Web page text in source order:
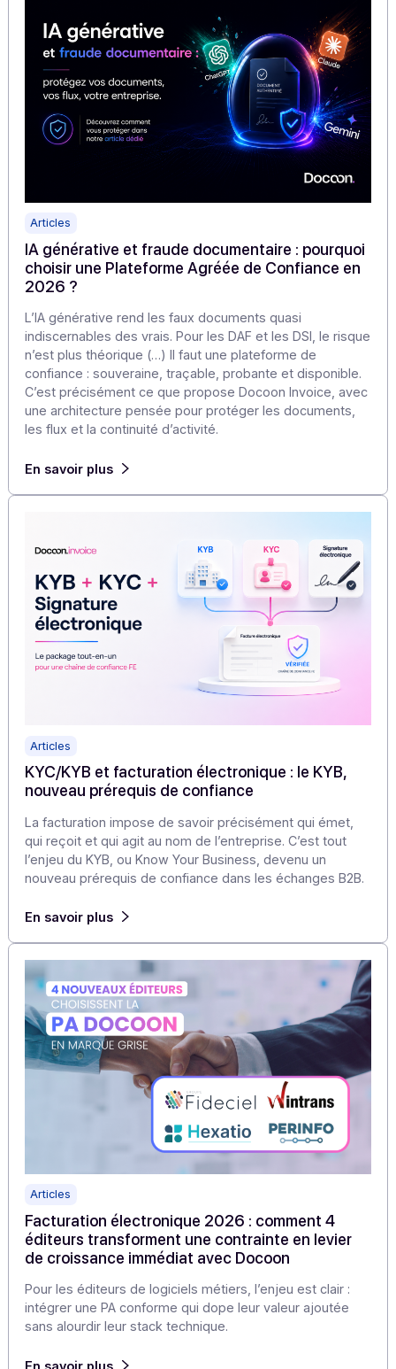
Dans ce contexte, s’appuyer sur un partenaire capable
de gérer cette complexité de bout en bout devient un
atout décisif.
En savoir plus
Articles
IA générative et fraude documentaire :
2026 ?
L’IA générative rend les faux documents quasi
n’est plus théorique (…) Il faut une plateforme de
confiance : souveraine, traçable, probante et
C’est précisément ce que propose Docoon Invoice,
une architecture pensée pour protéger les documents,
les flux et la continuité d’activité.
Articles
KYC/KYB et facturation électronique : le KYB,
nouveau prérequis de confiance
La facturation impose de savoir précisément qui émet,
qui reçoit et qui agit au nom de l’entreprise. C’est tout
l’enjeu du KYB, ou Know Your Business, devenu un
nouveau prérequis de confiance dans les échanges
En savoir plus